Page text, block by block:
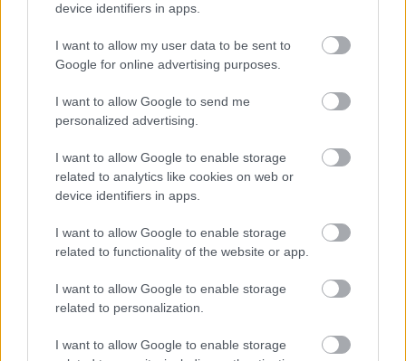
device identifiers in apps.
I want to allow my user data to be sent to
Google for online advertising purposes.
I want to allow Google to send me
personalized advertising.
I want to allow Google to enable storage
related to analytics like cookies on web or
device identifiers in apps.
I want to allow Google to enable storage
related to functionality of the website or app.
I want to allow Google to enable storage
related to personalization.
I want to allow Google to enable storage
Teraz komentarze są domyślnie ukryte, aby poprawić
„Zobacz komentarze”, aby je wyświetlić i dołączyć do
dyskusji.
Zobacz komentarze
NASTĘPNY ARTYKUŁ
2025-09-03 21:55
Wilki Krosno wygrywają domową
Asseco Resovia|Developres Rzeszów |ITA TOOLS Stal Mielec